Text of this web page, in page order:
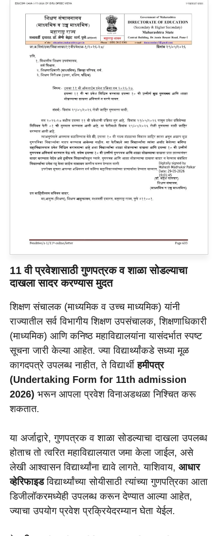
11 वी प्रवेशासाठी गुणपत्रक व शाळा सोडल्याचा
दाखला सादर करण्यास मुदत
शिक्षण संचालक (माध्यमिक व उच्च माध्यमिक) यांनी
राज्यातील सर्व विभागीय शिक्षण उपसंचालक, शिक्षणाधिकारी
(माध्यमिक) आणि कनिष्ठ महाविद्यालयांना यासंदर्भात स्पष्ट
सूचना जारी केल्या आहेत. ज्या विद्यार्थ्यांकडे सध्या मूळ
कागदपत्रे उपलब्ध नाहीत, ते विद्यार्थीहमीपत्र
(Undertaking Form for 11th admission
2026) भरून आपला प्रवेश विनाअडथळा निश्चित करू
शकतात.
या अर्जाद्वारे, गुणपत्रक व शाळा सोडल्याचा दाखला उपलब्ध
होताच तो त्वरित महाविद्यालयात जमा केला जाईल, असे
लेखी आश्वासन विद्यार्थ्यांना द्यावे लागते. याशिवाय, आधार
व्हेरिफाइडविद्यार्थ्यांच्या सोयीसाठी त्यांच्या गुणपत्रिका आता
डिजीलॉकरमध्येही उपलब्ध करून देण्यात आल्या आहेत,
ज्याचा उपयोग प्रवेश प्रक्रियेदरम्यान घेता येईल.